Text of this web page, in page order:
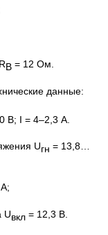
В = 12 Ом.
данные:
В; I = 4–2,3 А.
Uгн = 13,8…
Uвкл = 12,3 В.